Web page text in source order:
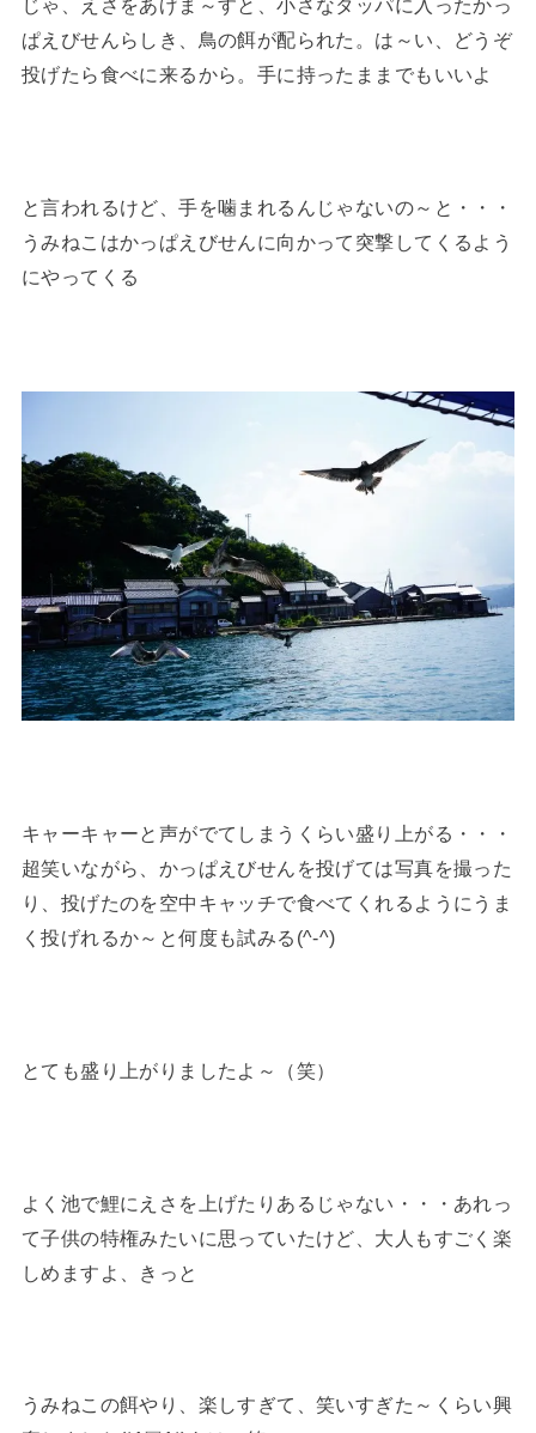
じゃ、えさをあげま～すと、小さなタッパに入ったかっ
ぱえびせんらしき、鳥の餌が配られた。は～い、どうぞ
投げたら食べに来るから。手に持ったままでもいいよ
と言われるけど、手を噛まれるんじゃないの～と・・・
うみねこはかっぱえびせんに向かって突撃してくるよう
にやってくる
キャーキャーと声がでてしまうくらい盛り上がる・・・
超笑いながら、かっぱえびせんを投げては写真を撮った
り、投げたのを空中キャッチで食べてくれるようにうま
く投げれるか～と何度も試みる(^-^)
とても盛り上がりましたよ～（笑）
よく池で鯉にえさを上げたりあるじゃない・・・あれっ
て子供の特権みたいに思っていたけど、大人もすごく楽
しめますよ、きっと
うみねこの餌やり、楽しすぎて、笑いすぎた～くらい興